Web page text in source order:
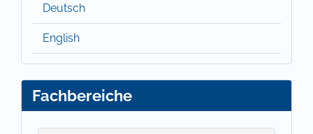
Deutsch
English
Fachbereiche